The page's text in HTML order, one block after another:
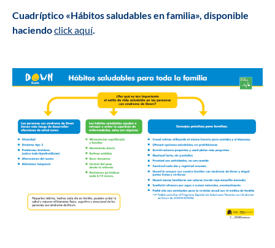
Cuadríptico «Hábitos saludables en familia», disponible
haciendoclick aquí.